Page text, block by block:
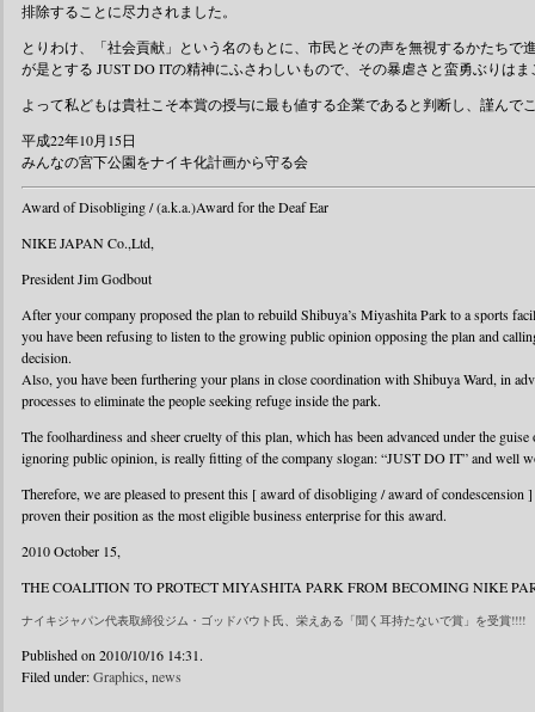
排除することに尽力されました。
とりわけ、「社会貢献」という名のもとに、市民とその声を無視するかたちで
が是とする JUST DO ITの精神にふさわしいもので、その暴虐さと蛮勇ぶりは
よって私どもは貴社こそ本賞の授与に最も値する企業であると判断し、謹んで
平成22年10月15日
みんなの宮下公園をナイキ化計画から守る会
Award of Disobliging / (a.k.a.)Award for the Deaf Ear
NIKE JAPAN Co.,Ltd,
President Jim Godbout
After your company proposed the plan to rebuild Shibuya’s Miyashita Park to a sports
you have been refusing to listen to the growing public opinion opposing the plan and
decision.
Also, you have been furthering your plans in close coordination with Shibuya Ward, in
processes to eliminate the people seeking refuge inside the park.
The foolhardiness and sheer cruelty of this plan, which has been advanced under the
ignoring public opinion, is really fitting of the company slogan: “JUST DO IT” and well
Therefore, we are pleased to present this [ award of disobliging / award of
proven their position as the most eligible business enterprise for this award.
2010 October 15,
THE COALITION TO PROTECT MIYASHITA PARK FROM BECOMING NIKE
ナイキジャパン代表取締役ジム・ゴッドバウト氏、栄えある「聞く耳持たないで賞」を受賞!!!!
Published on 2010/10/16 14:31.
Filed under:Graphics, news